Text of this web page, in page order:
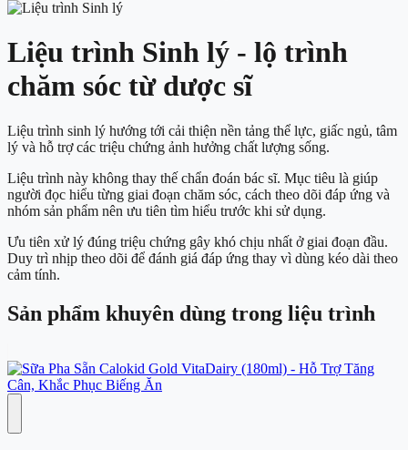
Liệu trình Sinh lý - lộ trình
chăm sóc từ dược sĩ
Liệu trình sinh lý hướng tới cải thiện nền tảng thể lực, giấc ngủ, tâm
lý và hỗ trợ các triệu chứng ảnh hưởng chất lượng sống.
Liệu trình này không thay thế chẩn đoán bác sĩ. Mục tiêu là giúp
người đọc hiểu từng giai đoạn chăm sóc, cách theo dõi đáp ứng và
nhóm sản phẩm nên ưu tiên tìm hiểu trước khi sử dụng.
Ưu tiên xử lý đúng triệu chứng gây khó chịu nhất ở giai đoạn đầu.
Duy trì nhịp theo dõi để đánh giá đáp ứng thay vì dùng kéo dài theo
cảm tính.
Sản phẩm khuyên dùng trong liệu trình